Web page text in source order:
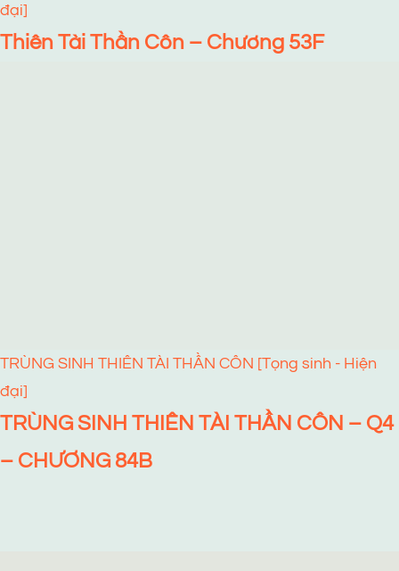
đại]
Thiên Tài Thần Côn – Chương 53F
TRÙNG SINH THIÊN TÀI THẦN CÔN [Tọng sinh - Hiện
đại]
TRÙNG SINH THIÊN TÀI THẦN CÔN – Q4
– CHƯƠNG 84B